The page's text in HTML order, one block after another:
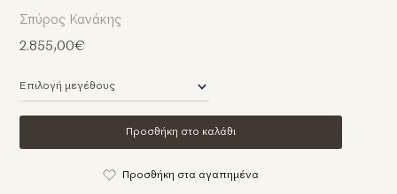
Σπύρος Κανάκης
2.855,00€
Προσθήκη στο καλάθι
Προσθήκη στα αγαπημένα